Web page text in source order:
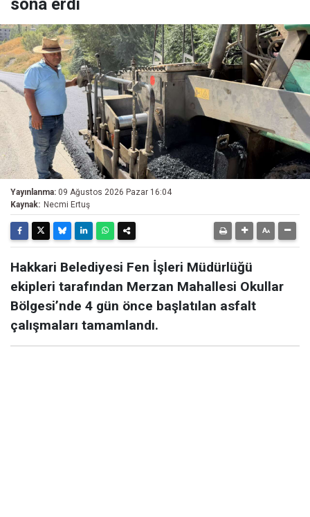
sona erdi
Yayınlanma: 09 Ağustos 2026 Pazar 16:04
Kaynak: Necmi Ertuş
Hakkari Belediyesi Fen İşleri Müdürlüğü
ekipleri tarafından Merzan Mahallesi Okullar
Bölgesi’nde 4 gün önce başlatılan asfalt
çalışmaları tamamlandı.